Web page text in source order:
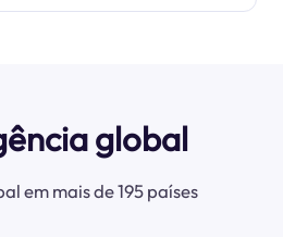
global
em mais de 195 países